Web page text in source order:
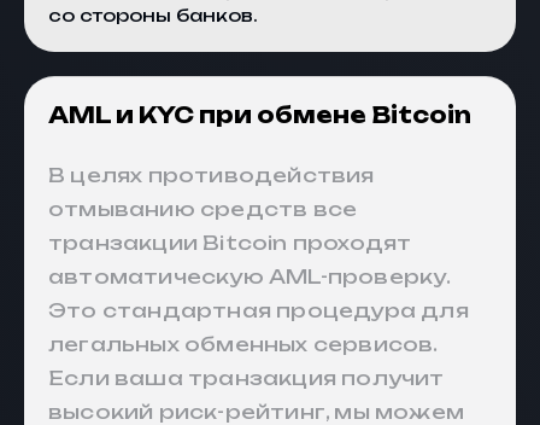
со стороны банков.
AML и KYC при обмене Bitcoin
В целях противодействия
отмыванию средств все
транзакции Bitcoin проходят
автоматическую AML-проверку.
Это стандартная процедура для
легальных обменных сервисов.
Если ваша транзакция получит
высокий риск-рейтинг, мы можем